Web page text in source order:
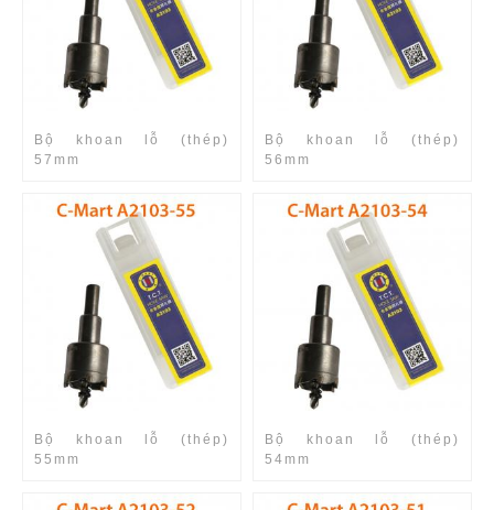
Bộ khoan lỗ (thép)
57mm
Bộ khoan lỗ (thép)
56mm
Bộ khoan lỗ (thép)
55mm
Bộ khoan lỗ (thép)
54mm